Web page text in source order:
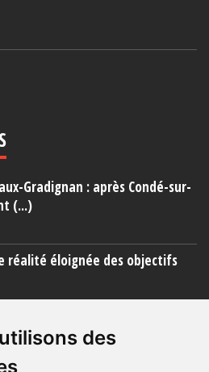
des
Gradignan : après Condé-sur-
(...)
réalité éloignée des objectifs
porcherie totale »